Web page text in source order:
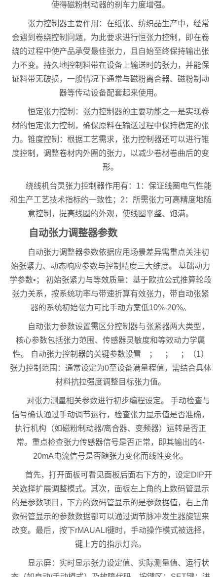
使得磁粉制动器的刹车力度增强。
张力控制器主要作用：在纸张、纺织品生产中，经常
会遇到卷绕控制问题，为此要求进行恒张力控制，即在卷
绕的过程中使产品承受最佳张力，且自始至终保持输出张
力不变。持久地控制料带在设备上输送时的张力，并能保
证料带无破损，一般情况下通常与磁粉离合器、磁粉制动
器等传动设备配套起来使用。
恒定张力控制：张力控制器的主要功能之一是实现卷
材的恒定张力控制，确保原料在输送过程中保持稳定的张
力。锥度控制：根据工艺需求，张力控制器还可以进行锥
度控制，调整卷材内外圈的张力，以减少卷材卷曲后的变
形。
绕线机台灵张力控制器作用有：1：保证线圈电气性能
和生产工艺技术指标的一致性；2：所需张力可高精度地随
意控制，提高线圈的外观，使线圈平整、饱满。
自动张力调整器参数
自动张力调整器参数依据应用场景差异需重点关注初
始张紧力、动态响应参数与控制精度三大维度。 基础动力
学参数•； 初始张紧力与等效质量：基于欧拉公式推算轮段
张力关系，按系统功率与带速折算有效张力，带自动张紧
器的系统初始张力可比手动方案低10%-20%。
自动张力参数设置需区分控制器与张紧器两大类型，
核心参数包括张力范围、传感器灵敏度和等效动力学属
性。 自动张力控制器的关键参数设置 ； ； ；（1）
张力控制范围：通常设定为0至设备满量程值，需结合具体
材料抗拉强度调整目标张力值。
对张力测量相关参数进行初步编程设定。 手动检查与
信号确认通过手动调节运行，检查张力显示值是否准确，
执行机构（如磁粉制动器/离合器、变频器）运转是否正
常。重点检查张力传感器信号是否正常，即其输出的4-
20mA电流信号是否随张力变化而线性变化。
首先，打开面板可看见面板后面右下方的，设定DIP开
关选择扩展调整模式。其次，面板左上角的上数码管显示
的是参数项目，下方的数码管显示的是参数据值，右上角
数码管显示的参数数据都可以通过调节脉冲发生器旋钮来
改变。最后，按下rMAUALI键时，手动操作模式被选择，
键上方的指示灯亮。
显示屏：实时显示张力设定值、实际测量值、运行状